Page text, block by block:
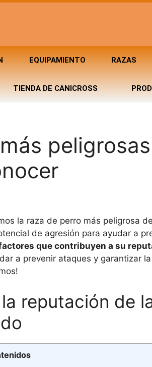
EQUIPAMIENTO RAZAS
TIENDA DE CANICROSS
la raza de perro más peligrosa
de agresión para ayudar a
que contribuyen a su
a prevenir ataques y garantizar
reputación de